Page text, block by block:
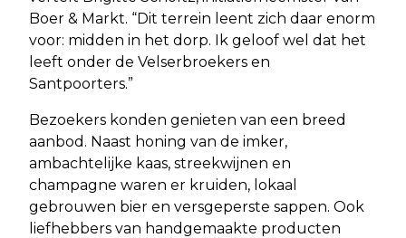
Boer & Markt. “Dit terrein leent zich daar enorm
voor: midden in het dorp. Ik geloof wel dat het
leeft onder de Velserbroekers en
Santpoorters.”
Bezoekers konden genieten van een breed
aanbod. Naast honing van de imker,
ambachtelijke kaas, streekwijnen en
champagne waren er kruiden, lokaal
gebrouwen bier en versgeperste sappen. Ook
liefhebbers van handgemaakte producten